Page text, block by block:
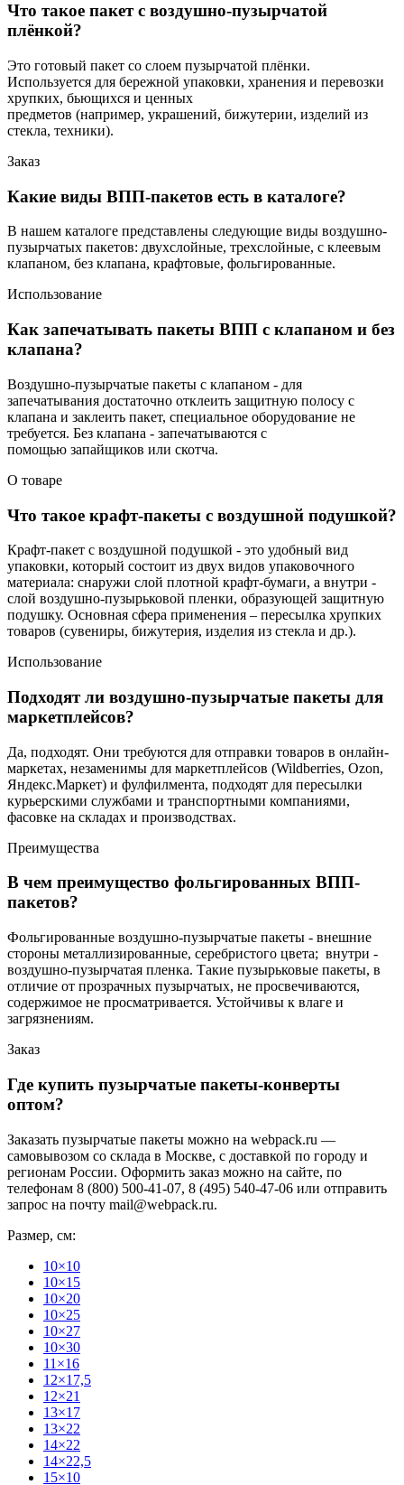
Что такое пакет с воздушно-пузырчатой
плёнкой?
Это готовый пакет со слоем пузырчатой плёнки.
Используется для бережной упаковки, хранения и перевозки
хрупких, бьющихся и ценных
предметов (например, украшений, бижутерии, изделий из
стекла, техники).
Заказ
Какие виды ВПП-пакетов есть в каталоге?
В нашем каталоге представлены следующие виды воздушно-
пузырчатых пакетов: двухслойные, трехслойные, с клеевым
клапаном, без клапана, крафтовые, фольгированные.
Использование
Как запечатывать пакеты ВПП с клапаном и без
клапана?
Воздушно-пузырчатые пакеты с клапаном - для
запечатывания достаточно отклеить защитную полосу с
клапана и заклеить пакет, специальное оборудование не
требуется. Без клапана - запечатываются с
помощью запайщиков или скотча.
О товаре
Что такое крафт-пакеты с воздушной подушкой?
Крафт-пакет с воздушной подушкой - это удобный вид
упаковки, который состоит из двух видов упаковочного
материала: снаружи слой плотной крафт-бумаги, а внутри -
слой воздушно-пузырьковой пленки, образующей защитную
подушку. Основная сфера применения – пересылка хрупких
товаров (сувениры, бижутерия, изделия из стекла и др.).
Использование
Подходят ли воздушно-пузырчатые пакеты для
маркетплейсов?
Да, подходят. Они требуются для отправки товаров в онлайн-
маркетах, незаменимы для маркетплейсов (Wildberries, Ozon,
Яндекс.Маркет) и фулфилмента, подходят для пересылки
курьерскими службами и транспортными компаниями,
фасовке на складах и производствах.
Преимущества
В чем преимущество фольгированных ВПП-
пакетов?
Фольгированные воздушно-пузырчатые пакеты - внешние
стороны металлизированные, серебристого цвета; внутри -
воздушно-пузырчатая пленка. Такие пузырьковые пакеты, в
отличие от прозрачных пузырчатых, не просвечиваются,
содержимое не просматривается. Устойчивы к влаге и
загрязнениям.
Заказ
Где купить пузырчатые пакеты-конверты
оптом?
Заказать пузырчатые пакеты можно на webpack.ru —
самовывозом со склада в Москве, с доставкой по городу и
регионам России. Оформить заказ можно на сайте, по
телефонам 8 (800) 500-41-07, 8 (495) 540-47-06 или отправить
запрос на почту mail@webpack.ru.
Размер, см:
10×10
10×15
10×20
10×25
10×27
10×30
11×16
12×17,5
12×21
13×17
13×22
14×22
14×22,5
15×10